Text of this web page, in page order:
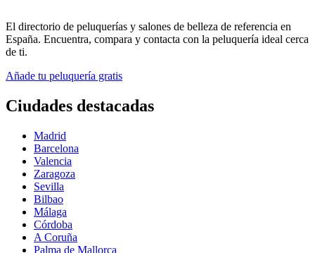
El directorio de peluquerías y salones de belleza de referencia en
España. Encuentra, compara y contacta con la peluquería ideal cerca
de ti.
Añade tu peluquería gratis
Ciudades destacadas
Madrid
Barcelona
Valencia
Zaragoza
Sevilla
Bilbao
Málaga
Córdoba
A Coruña
Palma de Mallorca